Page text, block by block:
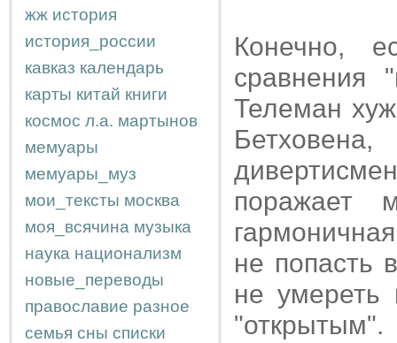
жж история
история_россии
кавказ календарь
карты китай книги
космос л.а. мартынов
мемуары
мемуары_муз
мои_тексты москва
моя_всячина музыка
наука национализм
новые_переводы
православие разное
семья сны списки
Конечно,
сравнения
Телеман
поражает
не попасть
не
"открытым".